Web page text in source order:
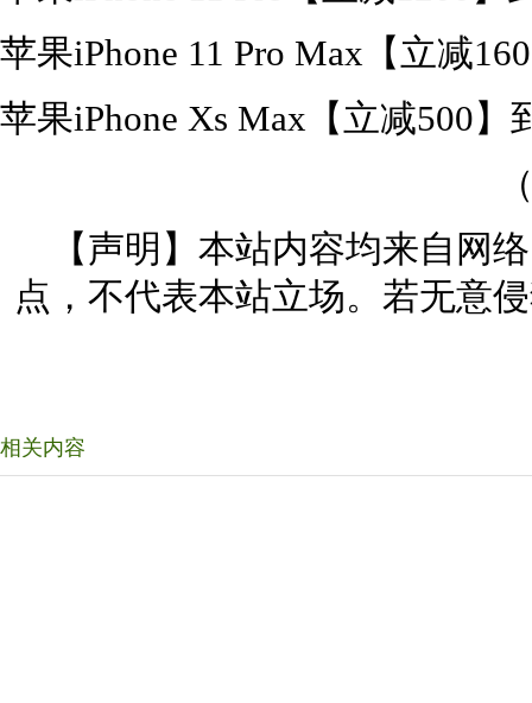
苹果iPhone 11 Pro Max【立减
苹果iPhone Xs Max【立减500】
【声明】本站内容均来自网
点，不代表本站立场。若无意
相关内容